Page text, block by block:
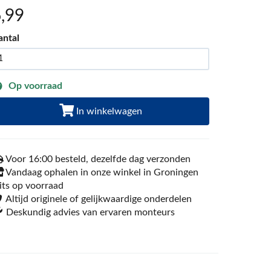
,99
Op voorraad
In winkelwagen
Voor 16:00 besteld, dezelfde dag verzonden
Vandaag ophalen in onze winkel in Groningen
op voorraad
Altijd originele of gelijkwaardige onderdelen
Deskundig advies van ervaren monteurs